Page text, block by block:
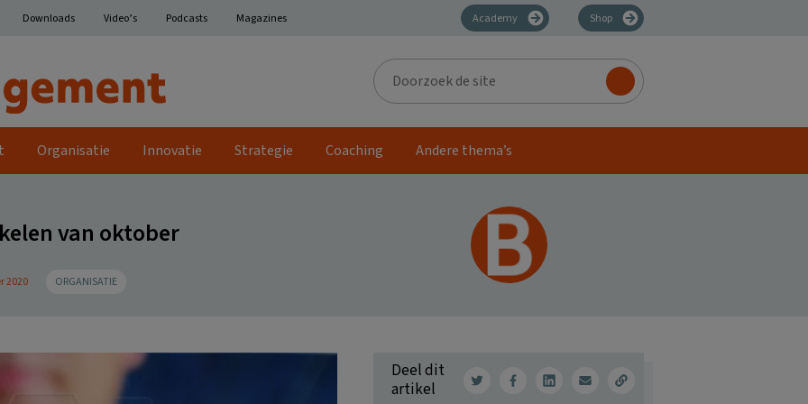
Downloads Video’s Podcasts Magazines Academy Shop
Doorzoek
de
site
Organisatie Innovatie Strategie Coaching Andere thema’s
van oktober
2020 ORGANISATIE
Deel dit
artikel